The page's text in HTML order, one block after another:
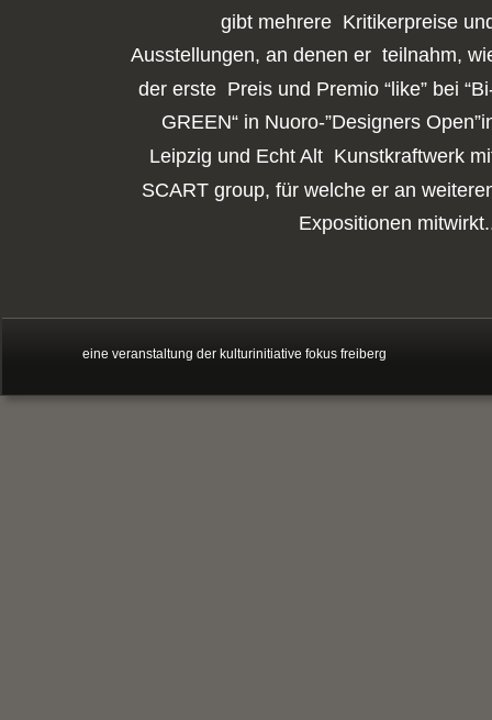
eine veranstaltung der kulturinitiative fokus freiberg
gibt mehrere  Kritikerpreise
Ausstellungen, an denen er  teilnahm,
der erste  Preis und Premio “like” bei
GREEN“ in Nuoro-”Designers
Leipzig und Echt Alt  Kunstkraftwerk
SCART group, für welche er an
Expositionen